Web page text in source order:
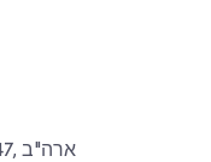
כתובת: 70-02 13th Avenue, North Bergen, NJ 07047, ארה"ב